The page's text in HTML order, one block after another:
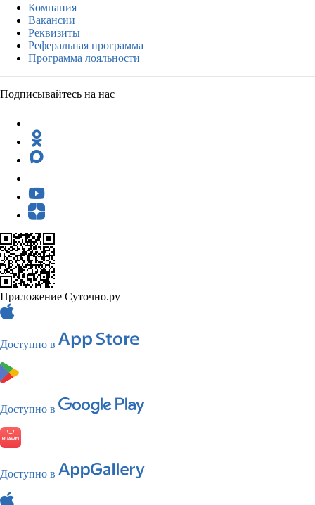
Компания
Вакансии
Реквизиты
Реферальная программа
Программа лояльности
Подписывайтесь на нас
Приложение Суточно.ру
Доступно в
Доступно в
Доступно в